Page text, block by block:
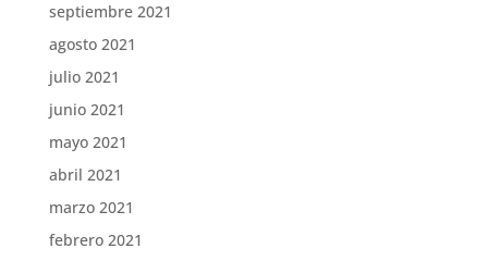
septiembre 2021
agosto 2021
julio 2021
junio 2021
mayo 2021
abril 2021
marzo 2021
febrero 2021